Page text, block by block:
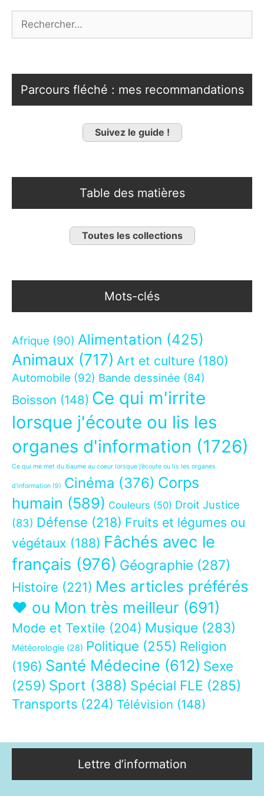
Parcours fléché : mes recommandations
Suivez le guide !
Table des matières
Toutes les collections
Mots-clés
Afrique (90) Alimentation (425)
Animaux (717) Art et culture (180)
Automobile (92) Bande dessinée (84)
Boisson (148) Ce qui m'irrite
lorsque j'écoute ou lis les
organes d'information (1726)
Ce qui me met du baume au coeur lorsque j’écoute ou lis les organes
d’information (9) Cinéma (376) Corps
humain (589) Couleurs (50) Droit Justice
(83) Défense (218) Fruits et légumes ou
végétaux (188) Fâchés avec le
français (976) Géographie (287)
Histoire (221) Mes articles préférés
❤ ou Mon très meilleur (691)
Mode et Textile (204) Musique (283)
Météorologie (28) Politique (255) Religion
(196) Santé Médecine (612) Sexe
(259) Sport (388) Spécial FLE (285)
Transports (224) Télévision (148)
Lettre d’information